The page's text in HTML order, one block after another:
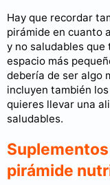
Hay que recordar
pirámide en cuanto
y no saludables
espacio más
debería de ser algo
incluyen también
quieres llevar una
saludables.
pirámide